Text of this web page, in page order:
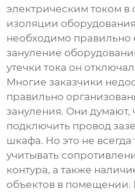
электрическим током в
изоляции
необходимо правильно
зануление
утечки тока он
Многие заказчики
правильно
зануления. Они думают,
подключить провод
шкафа. Но это не
учитывать
контура, а также
объектов в помещении.